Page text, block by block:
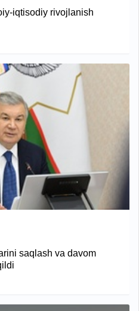
iqtisodiy rivojlanish
saqlash va davom